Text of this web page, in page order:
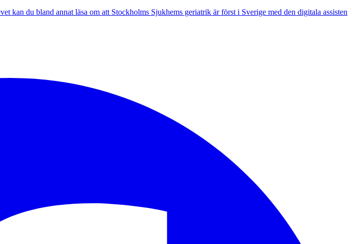
kan du bland annat läsa om att Stockholms Sjukhems geriatrik är först i Sverige med den digitala assisten